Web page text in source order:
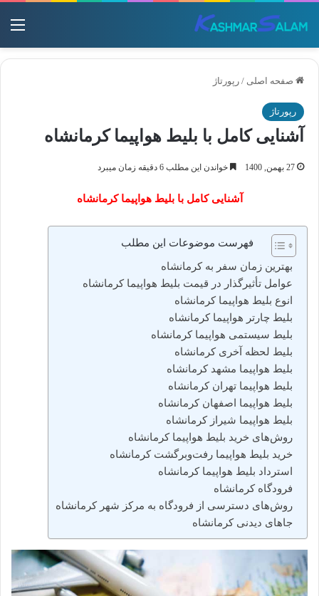
صفحه اصلی / رپورتاژ
رپورتاژ
آشنایی کامل با بلیط هواپیما کرمانشاه
27 بهمن, 1400 خواندن این مطلب 6 دقیقه زمان میبرد
آشنایی کامل با بلیط هواپیما کرمانشاه
فهرست موضوعات این مطلب
بهترین زمان سفر به کرمانشاه
عوامل تأثیرگذار در قیمت بلیط هواپیما کرمانشاه
انوع بلیط هواپیما کرمانشاه
بلیط چارتر هواپیما کرمانشاه
بلیط سیستمی هواپیما کرمانشاه
بلیط لحظه آخری کرمانشاه
بلیط هواپیما مشهد کرمانشاه
بلیط هواپیما تهران کرمانشاه
بلیط هواپیما اصفهان کرمانشاه
بلیط هواپیما شیراز کرمانشاه
روش‌های خرید بلیط هواپیما کرمانشاه
خرید بلیط هواپیما رفت‌وبرگشت کرمانشاه
استرداد بلیط هواپیما کرمانشاه
فرودگاه کرمانشاه
روش‌های دسترسی از فرودگاه به مرکز شهر کرمانشاه
جاهای دیدنی کرمانشاه